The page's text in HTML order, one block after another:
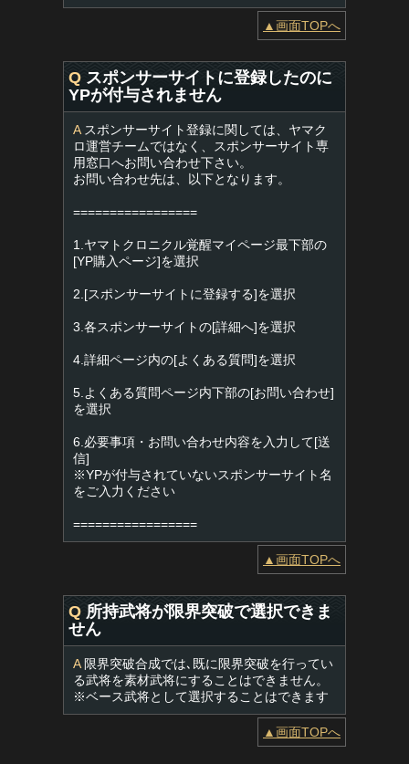
▲画面TOPへ
Q スポンサーサイトに登録したのに
YPが付与されません
Aスポンサーサイト登録に関しては、ヤマク
ロ運営チームではなく、スポンサーサイト専
用窓口へお問い合わせ下さい。
お問い合わせ先は、以下となります。
=================
1.ヤマトクロニクル覚醒マイページ最下部の
[YP購入ページ]を選択
2.[スポンサーサイトに登録する]を選択
3.各スポンサーサイトの[詳細へ]を選択
4.詳細ページ内の[よくある質問]を選択
5.よくある質問ページ内下部の[お問い合わせ]
を選択
6.必要事項・お問い合わせ内容を入力して[送
信]
※YPが付与されていないスポンサーサイト名
をご入力ください
=================
▲画面TOPへ
Q 所持武将が限界突破で選択できま
せん
A限界突破合成では､既に限界突破を行ってい
る武将を素材武将にすることはできません。
※ベース武将として選択することはできます
▲画面TOPへ